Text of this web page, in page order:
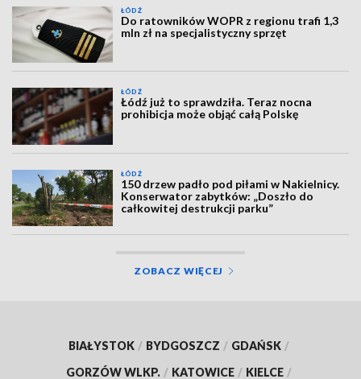
ŁÓDŹ
Do ratowników WOPR z regionu trafi 1,3
mln zł na specjalistyczny sprzęt
ŁÓDŹ
Łódź już to sprawdziła. Teraz nocna
prohibicja może objąć całą Polskę
ŁÓDŹ
150 drzew padło pod piłami w Nakielnicy.
Konserwator zabytków: „Doszło do
całkowitej destrukcji parku”
ZOBACZ WIĘCEJ
BIAŁYSTOK / BYDGOSZCZ / GDAŃSK /
GORZÓW WLKP. / KATOWICE / KIELCE /